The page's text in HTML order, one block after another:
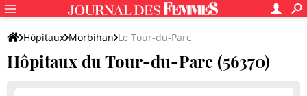
Hôpitaux Morbihan Le Tour-du-Parc
Hôpitaux du Tour-du-Parc (56370)